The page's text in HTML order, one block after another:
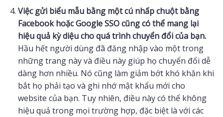
Việc gửi biểu mẫu bằng một cú nhấp chuột bằng
Facebook hoặc Google SSO cũng có thể mang lại
hiệu quả kỳ diệu cho quá trình chuyển đổi của bạn.
Hầu hết người dùng đã đăng nhập vào một trong
những trang này và điều này giúp họ chuyển đổi dễ
dàng hơn nhiều. Nó cũng làm giảm bớt khó khăn khi
bắt họ phải tạo và ghi nhớ mật khẩu mới cho
website của bạn. Tuy nhiên, điều này có thể không
hiệu quả trong mọi trường hợp, đặc biệt là với các